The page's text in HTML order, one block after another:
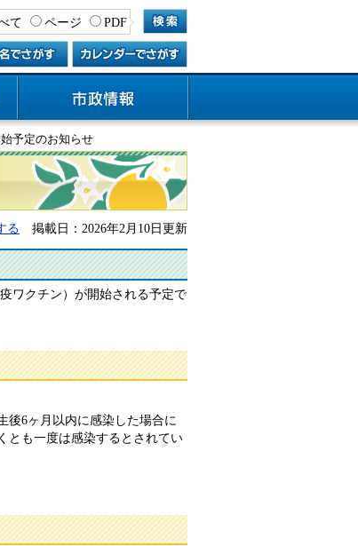
て ページ PDF
予定のお知らせ
る 掲載日：2026年2月10日更新
ワクチン）が開始される予定で
後6ヶ月以内に感染した場合に
とも一度は感染するとされてい